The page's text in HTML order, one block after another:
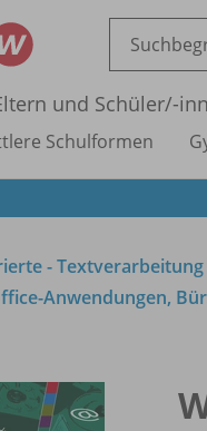
und Schüler/-
Schulformen
-
Anwendungen,